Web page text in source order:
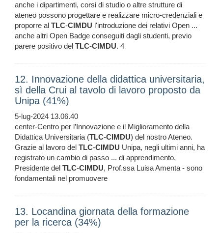
anche i dipartimenti, corsi di studio o altre strutture di
ateneo possono progettare e realizzare micro-credenziali e
proporre al TLC-CIMDU l'introduzione dei relativi Open ...
anche altri Open Badge conseguiti dagli studenti, previo
parere positivo del TLC-CIMDU. 4
12. Innovazione della didattica universitaria,
sì della Crui al tavolo di lavoro proposto da
Unipa (41%)
5-lug-2024 13.06.40
center-Centro per l’Innovazione e il Miglioramento della
Didattica Universitaria (TLC-CIMDU) del nostro Ateneo.
Grazie al lavoro del TLC-CIMDU Unipa, negli ultimi anni, ha
registrato un cambio di passo ... di apprendimento,
Presidente del TLC-CIMDU, Prof.ssa Luisa Amenta - sono
fondamentali nel promuovere
13. Locandina giornata della formazione
per la ricerca (34%)